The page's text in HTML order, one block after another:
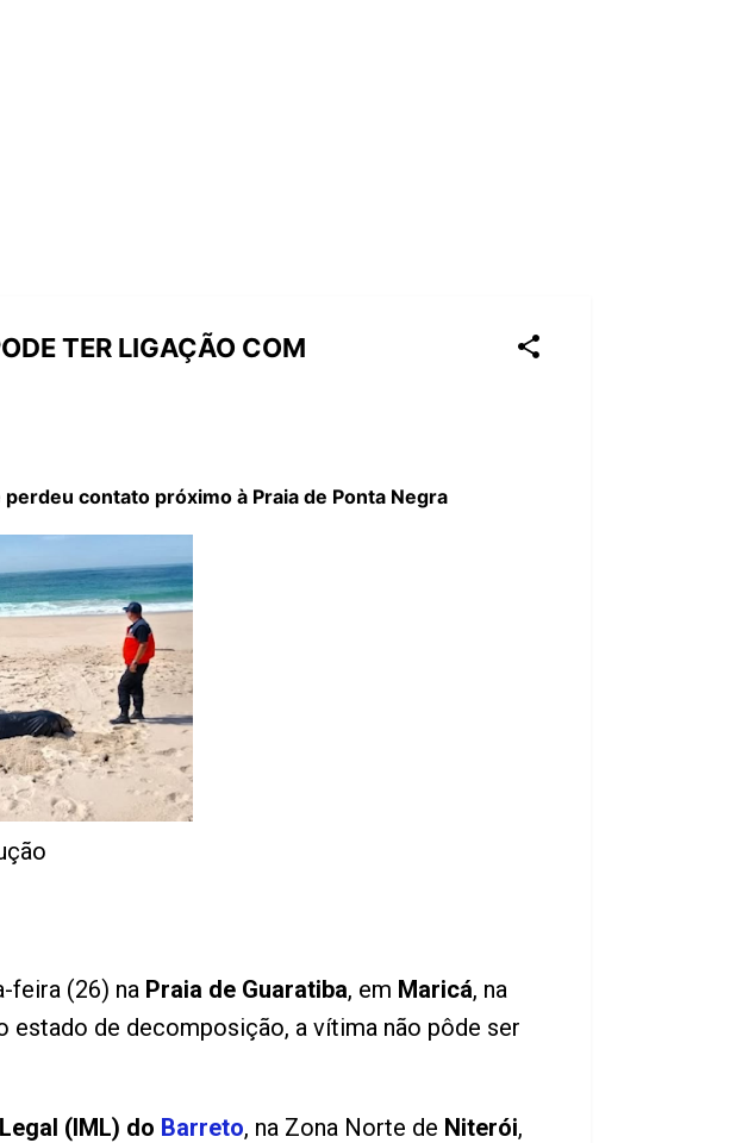
TER LIGAÇÃO COM
contato próximo à Praia de Ponta Negra
feira (26) na Praia de Guaratiba, em Maricá, na
estado de decomposição, a vítima não pôde ser
(IML) do Barreto, na Zona Norte de Niterói,